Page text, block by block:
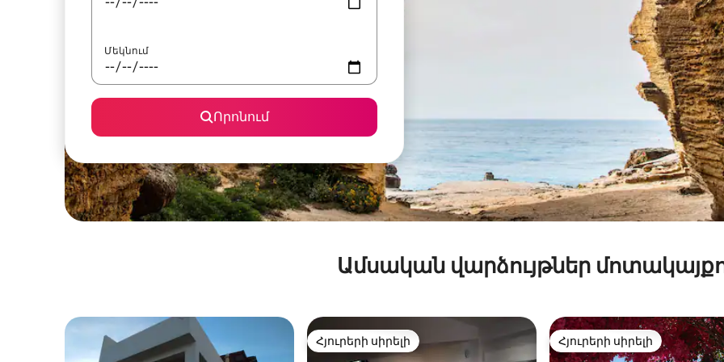
Մեկնում
Որոնում
Ամսական վարձույթներ
Հյուրերի սիրելի
Հյուրերի սիրելի Հյուրերի սիրելի
Հյուրերի սիրելի